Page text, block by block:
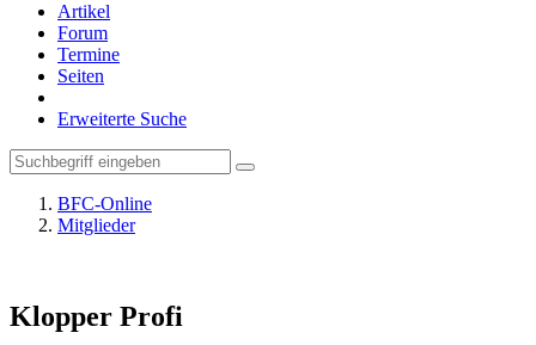
Artikel
Forum
Termine
Seiten
Erweiterte Suche
BFC-Online
Mitglieder
Klopper Profi